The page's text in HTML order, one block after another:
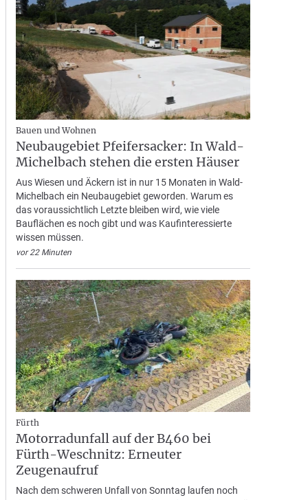
Bauen und Wohnen
Neubaugebiet Pfeifersacker: In Wald-
Michelbach stehen die ersten Häuser
Aus Wiesen und Äckern ist in nur 15 Monaten in Wald-
Michelbach ein Neubaugebiet geworden. Warum es
das voraussichtlich Letzte bleiben wird, wie viele
Bauflächen es noch gibt und was Kaufinteressierte
wissen müssen.
vor 22 Minuten
Fürth
Motorradunfall auf der B460 bei
Fürth-Weschnitz: Erneuter
Zeugenaufruf
Nach dem schweren Unfall von Sonntag laufen noch